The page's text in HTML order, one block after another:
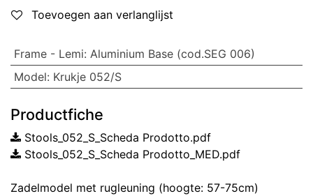
Zadelmodel met rugleuning (hoogte: 57-75cm)
Toevoegen aan verlanglijst
Frame - Lemi: Aluminium Base (cod.SEG 006)
Model: Krukje 052/S
Productfiche
Stools_052_S_Scheda Prodotto.pdf
Stools_052_S_Scheda Prodotto_MED.pdf